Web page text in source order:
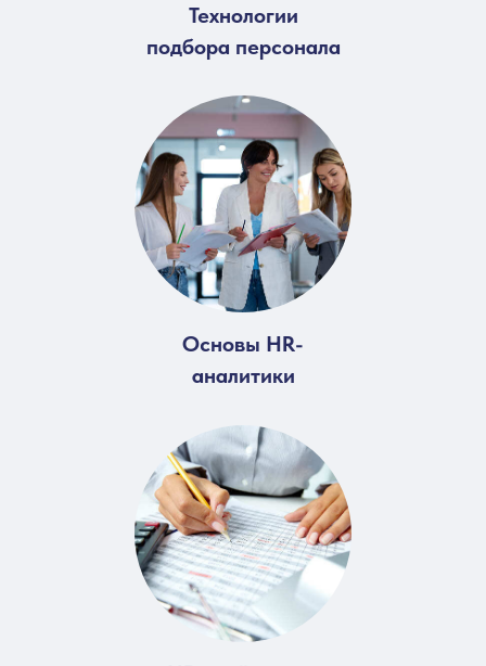
Технологии
подбора персонала
Основы HR-
аналитики